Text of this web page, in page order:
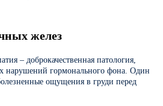
желез
– доброкачественная патология,
нарушений гормонального фона. Один
ощущения в груди перед